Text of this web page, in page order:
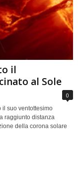
il
al Sole
0
il suo ventottesimo
raggiunto distanza
della corona solare